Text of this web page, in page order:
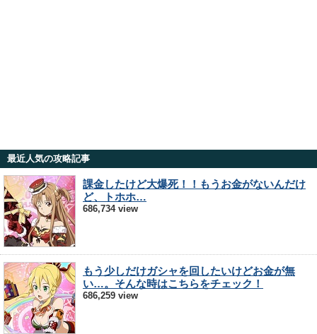
最近人気の攻略記事
課金したけど大爆死！！もうお金がないんだけ
ど、トホホ…
686,734 view
もう少しだけガシャを回したいけどお金が無
い…。そんな時はこちらをチェック！
686,259 view